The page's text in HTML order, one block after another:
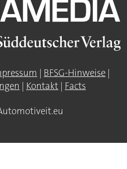
| BFSG-Hinweise |
| Kontakt | Facts